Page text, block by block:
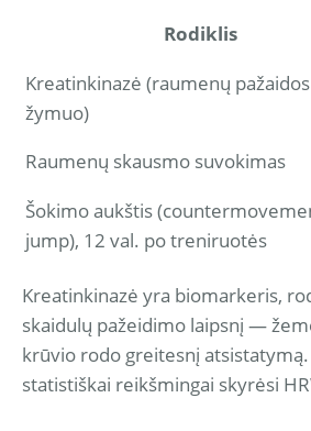
Rodiklis
Kreatinkinazė (raumenų pažaidos
žymuo)
Raumenų skausmo suvokimas
Šokimo aukštis
jump), 12 val. po treniruotės
Kreatinkinazė yra biomarkeris,
skaidulų pažeidimo laipsnį —
krūvio rodo greitesnį
statistiškai reikšmingai skyrėsi